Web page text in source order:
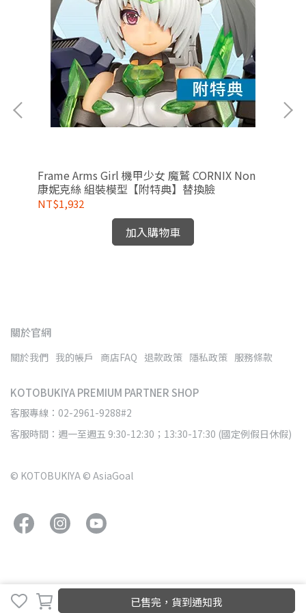
已售完，貨到通知我
Frame Arms Girl 機甲少女 魔鷲 CORNIX Non
康妮克絲 組裝模型【附特典】替換臉
NT$1,932
加入購物車
關於官網
關於我們 我的帳戶 商店FAQ 退款政策 隱私政策 服務條款
KOTOBUKIYA PREMIUM PARTNER SHOP
客服專線：02-2961-9288#2
客服時間：週一至週五 9:30-12:30；13:30-17:30 (國定例假日休假)
© KOTOBUKIYA © AsiaGoal